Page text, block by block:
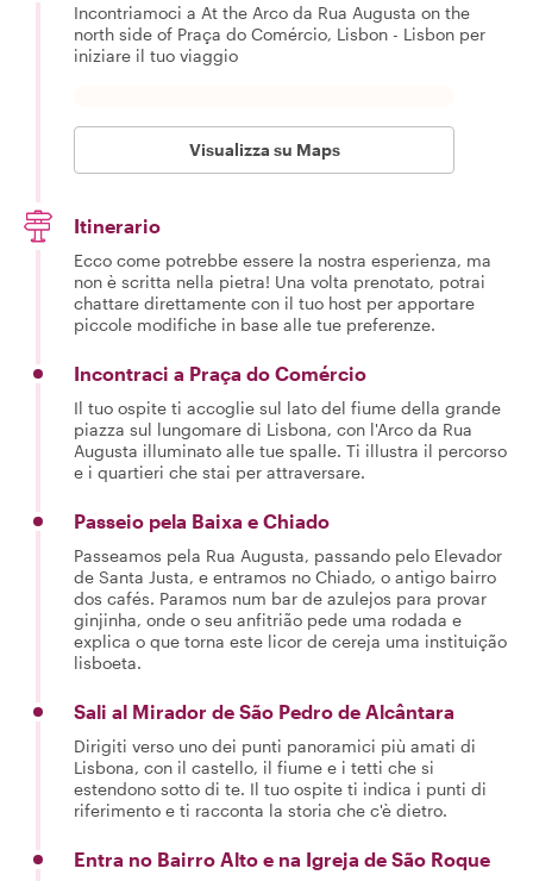
Incontriamoci a At the Arco da Rua Augusta on the
north side of Praça do Comércio, Lisbon - Lisbon per
iniziare il tuo viaggio
Visualizza su Maps
Itinerario
Ecco come potrebbe essere la nostra esperienza, ma
non è scritta nella pietra! Una volta prenotato, potrai
chattare direttamente con il tuo host per apportare
piccole modifiche in base alle tue preferenze.
Incontraci a Praça do Comércio
Il tuo ospite ti accoglie sul lato del fiume della grande
piazza sul lungomare di Lisbona, con l'Arco da Rua
Augusta illuminato alle tue spalle. Ti illustra il percorso
e i quartieri che stai per attraversare.
Passeio pela Baixa e Chiado
Passeamos pela Rua Augusta, passando pelo Elevador
de Santa Justa, e entramos no Chiado, o antigo bairro
dos cafés. Paramos num bar de azulejos para provar
ginjinha, onde o seu anfitrião pede uma rodada e
explica o que torna este licor de cereja uma instituição
lisboeta.
Sali al Mirador de São Pedro de Alcântara
Dirigiti verso uno dei punti panoramici più amati di
Lisbona, con il castello, il fiume e i tetti che si
estendono sotto di te. Il tuo ospite ti indica i punti di
riferimento e ti racconta la storia che c'è dietro.
Entra no Bairro Alto e na Igreja de São Roque